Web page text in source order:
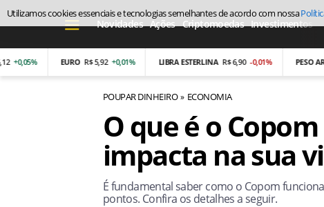
Novidades Ações Criptomoedas Investimentos
EURO R$ 5,92 +0,01% LIBRA ESTERLINA R$ 6,90 -0,01% PESO
POUPAR DINHEIRO ECONOMIA
O que é o
impacta na sua
É fundamental saber como o Copom
pontos. Confira os detalhes a seguir.
Utilizamos cookies essenciais e tecnologias semelhantes de acordo com nossa